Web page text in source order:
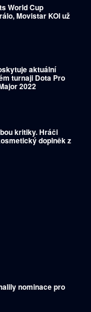
World Cup
Movistar KOI už
aktuální
turnaji Dota Pro
2022
kritiky. Hráči
doplněk z
nominace pro